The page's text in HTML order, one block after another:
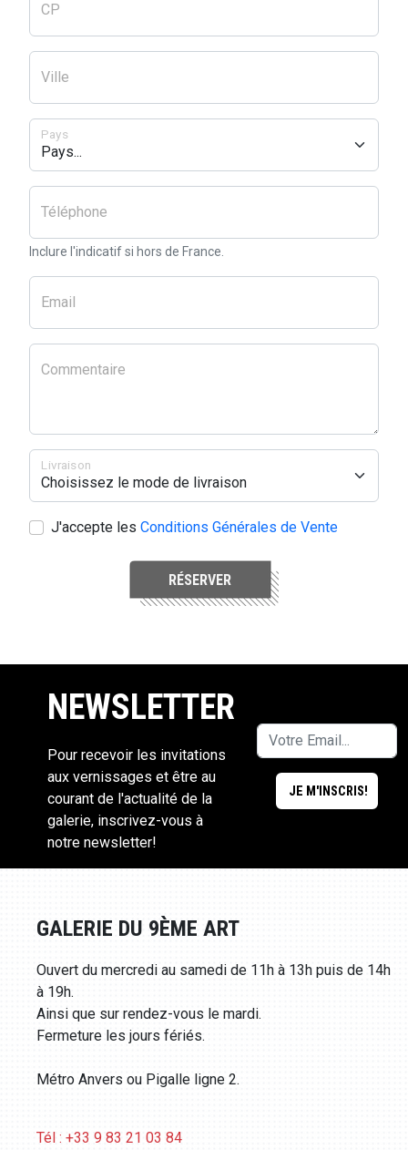
CP
Ville
Pays
Téléphone
Inclure l'indicatif si hors de France.
Email
Commentaire
Livraison
J'accepte les Conditions Générales de Vente
RÉSERVER
NEWSLETTER
Pour recevoir les invitations
aux vernissages et être au
courant de l'actualité de la
galerie, inscrivez-vous à
notre newsletter!
GALERIE DU 9ÈME ART
Ouvert du mercredi au samedi de 11h à 13h puis de 14h
à 19h.
Ainsi que sur rendez-vous le mardi.
Fermeture les jours fériés.
Métro Anvers ou Pigalle ligne 2.
Tél : +33 9 83 21 03 84